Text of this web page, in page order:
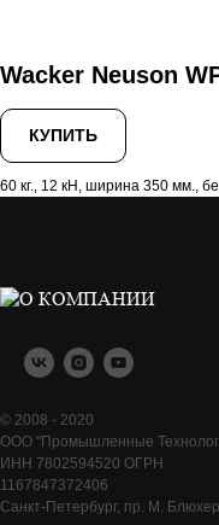
Wacker Neuson
КУПИТЬ
60 кг., 12 кН, ширина 350 мм.,
© 2008 - 2020
ООО "Промышленные
ИНН 7802594520 ОГРН
1167847372406
Санкт-Петербург, пр. М.